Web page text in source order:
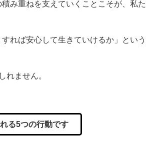
み重ねを支えていくことこそが、私た
れば安心して生きていけるか」という
れません。
る5つの行動です